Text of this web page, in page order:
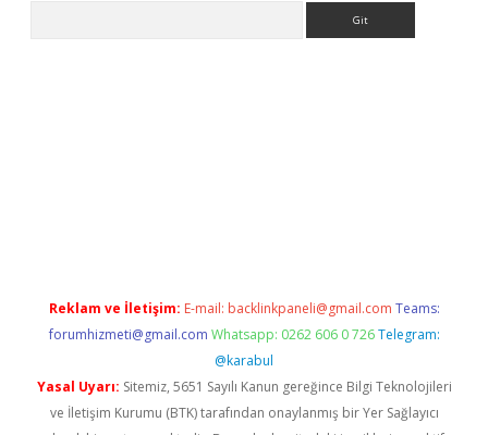
Reklam ve İletişim: E-mail: backlinkpaneli@gmail.com Teams:
forumhizmeti@gmail.com Whatsapp: 0262 606 0 726 Telegram:
@karabul
Yasal Uyarı: Sitemiz, 5651 Sayılı Kanun gereğince Bilgi Teknolojileri
ve İletişim Kurumu (BTK) tarafından onaylanmış bir Yer Sağlayıcı